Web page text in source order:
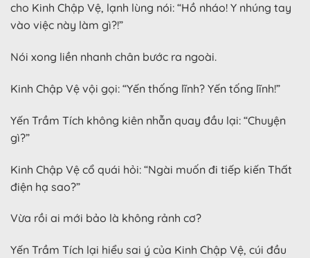
cho Kinh Chập Vệ, lạnh lùng nói: “Hồ nháo! Y nhúng tay
vào việc này làm gì?!”
Nói xong liền nhanh chân bước ra ngoài.
Kinh Chập Vệ vội gọi: “Yến thống lĩnh? Yến tống lĩnh!”
Yến Trầm Tích không kiên nhẫn quay đầu lại: “Chuyện
gì?”
Kinh Chập Vệ cổ quái hỏi: “Ngài muốn đi tiếp kiến Thất
điện hạ sao?”
Vừa rồi ai mới bảo là không rảnh cơ?
Yến Trầm Tích lại hiểu sai ý của Kinh Chập Vệ, cúi đầu